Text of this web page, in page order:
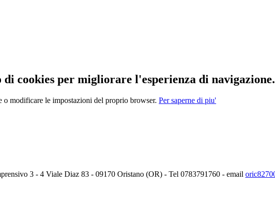
di cookies per migliorare l'esperienza di navigazione.
o modificare le impostazioni del proprio browser. Per saperne di piu'
3 - 4 Viale Diaz 83 - 09170 Oristano (OR) - Tel 0783791760 - email